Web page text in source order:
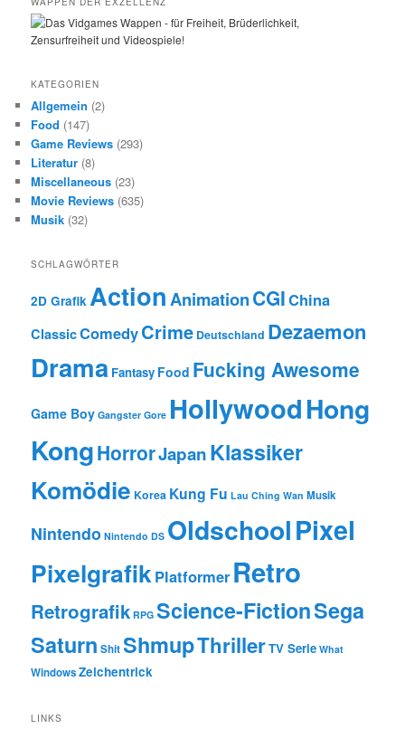
KATEGORIEN
Allgemein (2)
Food (147)
Game Reviews (293)
Literatur (8)
Miscellaneous (23)
Movie Reviews (635)
Musik (32)
SCHLAGWÖRTER
2D GrafikActionAnimationCGIChina
ClassicComedyCrime Deutschland Dezaemon
Drama Fantasy Food Fucking Awesome
Game Boy Gangster Gore HollywoodHong
KongHorrorJapanKlassiker
Komödie Korea Kung Fu Lau Ching Wan Musik
Nintendo Nintendo DS OldschoolPixel
PixelgrafikPlatformer Retro
Retrografik RPG Science-FictionSega
Saturn ShitShmupThrillerTV Serie What
WindowsZeichentrick
LINKS